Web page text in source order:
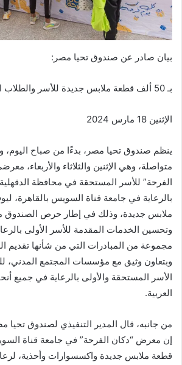
بيان صادر عن صندوق تحيا مصر:
بـ 50 ألف قطعة ملابس جديدة للأسر والطلاب الأولى بالرعاية
الإثنين 18 مارس 2024
ينظم صندوق تحيا مصر، بدءًا من صباح اليوم،
متواصلة، وهي الإثنين والثلاثاء والأربعاء،
الفرحة” للأسر المستحقة في محافظة
ملابس جديدة، وذلك في إطار حرص الصندوق
وتحسين الخدمات المقدمة للأسر الأولى
مجموعة من المبادرات التي من شأنها تقديم
وبتعاون وثيق مع مؤسسات المجتمع المدني،
الأسر المستحقة والأولى بالرعاية في جميع
العربية.
من جانبه، قال المدير التنفيذي لصندوق تحيا